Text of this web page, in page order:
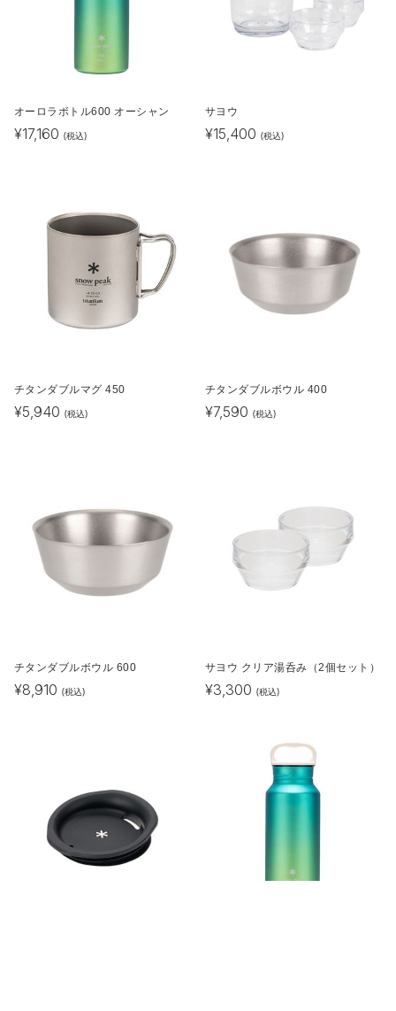
オーロラボトル600 オーシャン
¥17,160 (税込)
サヨウ
¥15,400 (税込)
チタンダブルマグ 450
¥5,940 (税込)
チタンダブルボウル 400
¥7,590 (税込)
チタンダブルボウル 600
¥8,910 (税込)
サヨウ クリア湯呑み（2個セット）
¥3,300 (税込)